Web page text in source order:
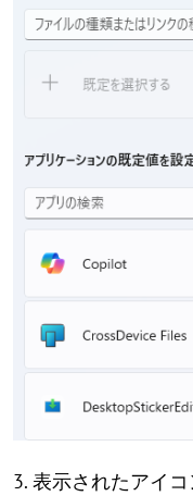
3. 表示されたアイ